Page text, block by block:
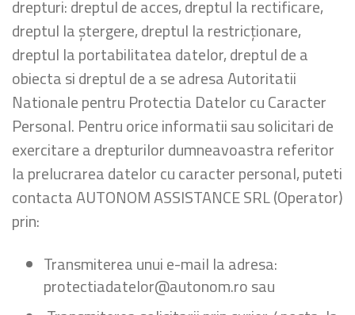
drepturi: dreptul de acces, dreptul la rectificare,
dreptul la ștergere, dreptul la restricționare,
dreptul la portabilitatea datelor, dreptul de a
obiecta si dreptul de a se adresa Autoritatii
Nationale pentru Protectia Datelor cu Caracter
Personal. Pentru orice informatii sau solicitari de
exercitare a drepturilor dumneavoastra referitor
la prelucrarea datelor cu caracter personal, puteti
contacta AUTONOM ASSISTANCE SRL (Operator)
prin:
Transmiterea unui e-mail la adresa:
protectiadatelor@autonom.ro sau